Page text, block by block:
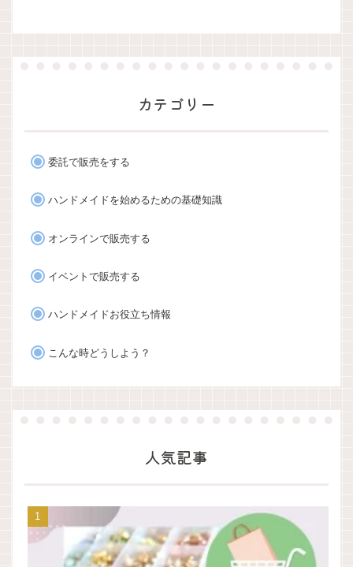
カテゴリー
委託で販売をする
ハンドメイドを始めるための基礎知識
オンラインで販売する
イベントで販売する
ハンドメイドお役立ち情報
こんな時どうしよう？
人気記事